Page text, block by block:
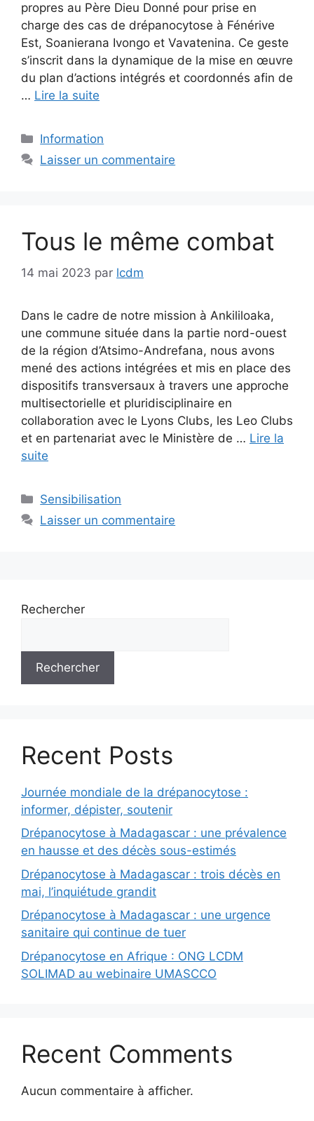
propres au Père Dieu Donné pour prise en
charge des cas de drépanocytose à Fénérive
Est, Soanierana Ivongo et Vavatenina. Ce geste
s’inscrit dans la dynamique de la mise en œuvre
du plan d’actions intégrés et coordonnés afin de
… Lire la suite
Catégories
Information
Laisser un commentaire
Tous le même combat
14 mai 2023 par lcdm
Dans le cadre de notre mission à Ankililoaka,
une commune située dans la partie nord-ouest
de la région d’Atsimo-Andrefana, nous avons
mené des actions intégrées et mis en place des
dispositifs transversaux à travers une approche
multisectorielle et pluridisciplinaire en
collaboration avec le Lyons Clubs, les Leo Clubs
et en partenariat avec le Ministère de … Lire la
suite
Catégories
Sensibilisation
Laisser un commentaire
Rechercher
Rechercher
Recent Posts
Journée mondiale de la drépanocytose :
informer, dépister, soutenir
Drépanocytose à Madagascar : une prévalence
en hausse et des décès sous-estimés
Drépanocytose à Madagascar : trois décès en
mai, l’inquiétude grandit
Drépanocytose à Madagascar : une urgence
sanitaire qui continue de tuer
Drépanocytose en Afrique : ONG LCDM
SOLIMAD au webinaire UMASCCO
Recent Comments
Aucun commentaire à afficher.